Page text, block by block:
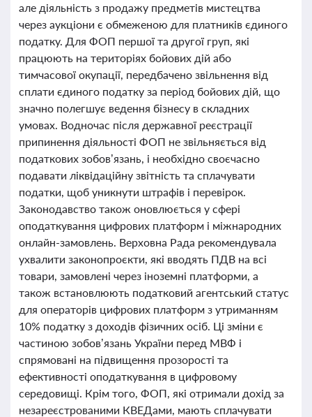
але діяльність з продажу предметів мистецтва
через аукціони є обмеженою для платників єдиного
податку. Для ФОП першої та другої груп, які
працюють на територіях бойових дій або
тимчасової окупації, передбачено звільнення від
сплати єдиного податку за період бойових дій, що
значно полегшує ведення бізнесу в складних
умовах. Водночас після державної реєстрації
припинення діяльності ФОП не звільняється від
податкових зобов’язань, і необхідно своєчасно
подавати ліквідаційну звітність та сплачувати
податки, щоб уникнути штрафів і перевірок.
Законодавство також оновлюється у сфері
оподаткування цифрових платформ і міжнародних
онлайн-замовлень. Верховна Рада рекомендувала
ухвалити законопроєкти, які вводять ПДВ на всі
товари, замовлені через іноземні платформи, а
також встановлюють податковий агентський статус
для операторів цифрових платформ з утриманням
10% податку з доходів фізичних осіб. Ці зміни є
частиною зобов’язань України перед МВФ і
спрямовані на підвищення прозорості та
ефективності оподаткування в цифровому
середовищі. Крім того, ФОП, які отримали дохід за
незареєстрованими КВЕДами, мають сплачувати